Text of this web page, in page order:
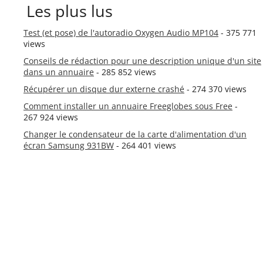
Les plus lus
Test (et pose) de l'autoradio Oxygen Audio MP104 - 375 771
views
Conseils de rédaction pour une description unique d'un site
dans un annuaire - 285 852 views
Récupérer un disque dur externe crashé - 274 370 views
Comment installer un annuaire Freeglobes sous Free -
267 924 views
Changer le condensateur de la carte d'alimentation d'un
écran Samsung 931BW - 264 401 views